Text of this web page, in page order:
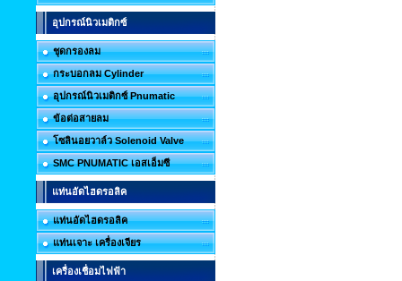
อุปกรณ์นิวเมติกซ์
ชุดกรองลม
กระบอกลม Cylinder
อุปกรณ์นิวเมติกซ์ Pnumatic
ข้อต่อสายลม
โซลินอยวาล์ว Solenoid Valve
SMC PNUMATIC เอสเอ็มซี
แท่นอัดไฮดรอลิค
แท่นอัดไฮดรอลิค
แท่นเจาะ เครื่องเจียร
เครื่องเชื่อมไฟฟ้า